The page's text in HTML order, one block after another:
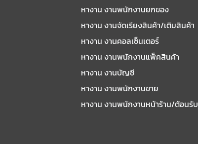
หางาน งานพนักงานยกของ
หางาน งานจัดเรียงสินค้า/เติมสินค้า
หางาน งานคอลเซ็นเตอร์
หางาน งานพนักงานแพ็คสินค้า
หางาน งานบัญชี
หางาน งานพนักงานขาย
หางาน งานพนักงานหน้าร้าน/ต้อนรับ